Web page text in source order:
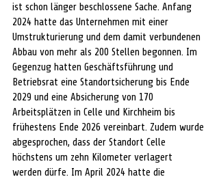
ist schon länger beschlossene Sache. Anfang
2024 hatte das Unternehmen mit einer
Umstrukturierung und dem damit verbundenen
Abbau von mehr als 200 Stellen begonnen. Im
Gegenzug hatten Geschäftsführung und
Betriebsrat eine Standortsicherung bis Ende
2029 und eine Absicherung von 170
Arbeitsplätzen in Celle und Kirchheim bis
frühestens Ende 2026 vereinbart. Zudem wurde
abgesprochen, dass der Standort Celle
höchstens um zehn Kilometer verlagert
werden dürfe. Im April 2024 hatte die